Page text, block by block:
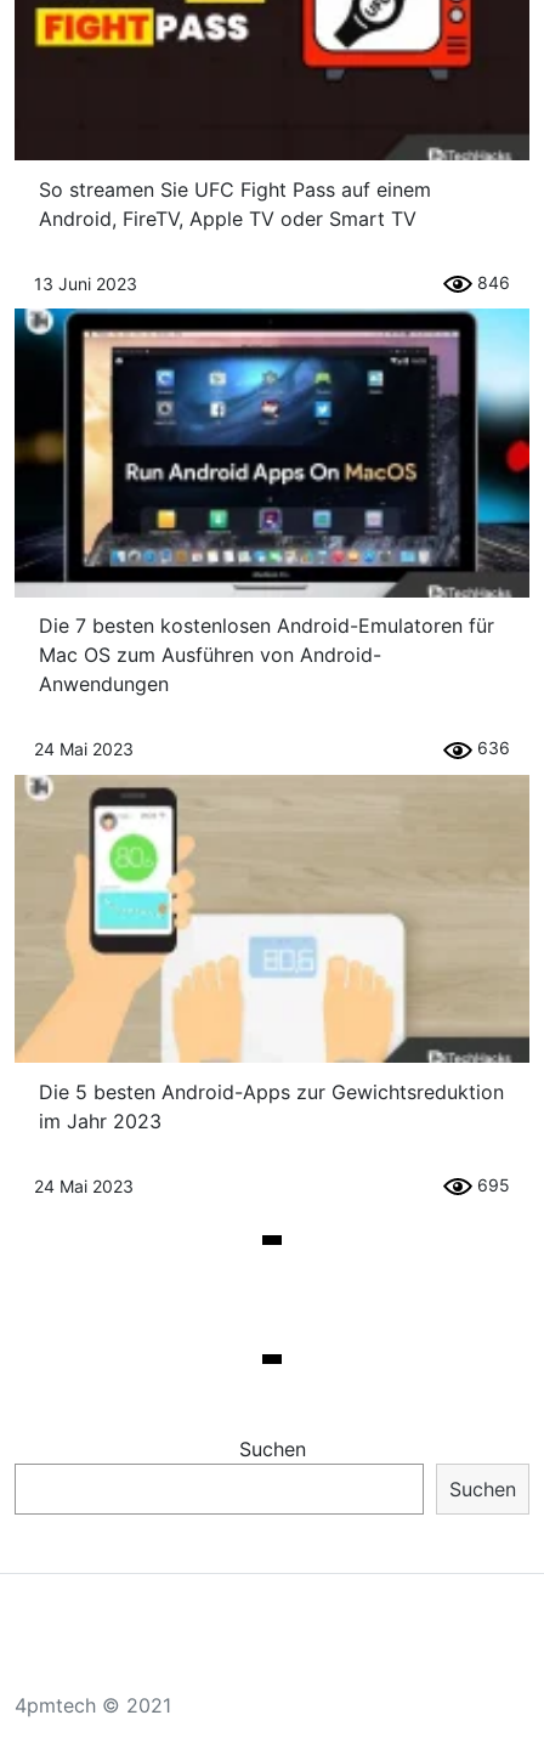
So streamen Sie UFC Fight Pass auf einem
Android, FireTV, Apple TV oder Smart TV
13 Juni 2023 846
Die 7 besten kostenlosen Android-Emulatoren für
Mac OS zum Ausführen von Android-
Anwendungen
24 Mai 2023 636
Die 5 besten Android-Apps zur Gewichtsreduktion
im Jahr 2023
24 Mai 2023 695
Suchen
Suchen
4pmtech © 2021